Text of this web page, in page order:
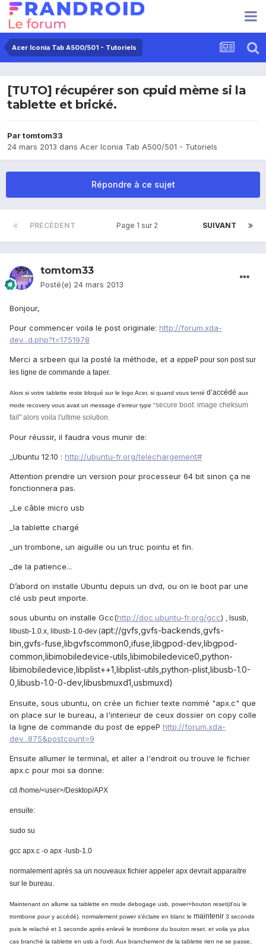
Acer Iconia Tab A500/501 - Tutoriels
[TUTO] récupérer son cpuid mème si la
tablette et brické.
Partomtom33
24 mars 2013 dans Acer Iconia Tab A500/501 - Tutoriels
Répondre à ce sujet
PRÉCÉDENT SUIVANT
Page 1 sur 2
tomtom33
Posté(e) 24 mars 2013
Bonjour,
Pour commencer voila le post originale: http://forum.xda-
dev...d.php?t=1751978
Merci a srbeen qui la posté la méthode, et a eppeP pour son post sur
les ligne de commande a taper.
Alors si votre tablette reste bloqué sur le logo Acer, si quand vous tenté d’accédé aux
mode recovery vous avait un message d'erreur type "secure boot: image cheksum
fail" alors voila l'ultime solution.
Pour réussir, il faudra vous munir de:
_Ubuntu 12.10 : http://ubuntu-fr.org/telechargement#
Attention prendre un version pour processeur 64 bit sinon ça ne
fonctionnera pas.
_Le câble micro usb
_la tablette chargé
_un trombone, un aiguille ou un truc pointu et fin.
_de la patience...
D’abord on installe Ubuntu depuis un dvd, ou on le boot par une
clé usb peut importe.
sous ubuntu on installe Gcc(http://doc.ubuntu-fr.org/gcc) , lsusb,
libusb-1.0.x, libusb-1.0-dev (apt://gvfs,gvfs-backends,gvfs-
bin,gvfs-fuse,libgvfscommon0,ifuse,libgpod-dev,libgpod-
common,libimobiledevice-utils,libimobiledevice0,python-
libimobiledevice,libplist++1,libplist-utils,python-plist,libusb-1.0-
0,libusb-1.0-0-dev,libusbmuxd1,usbmuxd)
Ensuite, sous ubuntu, on crée un fichier texte nommé "apx.c" que
on place sur le bureau, a l'interieur de ceux dossier on copy colle
la ligne de commande du post de eppeP http://forum.xda-
dev...875&postcount=9
Ensuite allumer le terminal, et aller a l'endroit ou trouve le fichier
apx.c pour moi sa donne:
cd /home/<user>/Desktop/APX
ensuite:
sudo su
gcc apx.c -o apx -lusb-1.0
normalement après sa un nouveaux fichier appeler apx devrait apparaitre
sur le bureau.
Maintenant on allume sa tablette en mode debogage usb, power+bouton reset(d'ou le
trombone pour y accédé). normalement power s'éclaire en blanc le maintenir 3 seconde
puis le relaché et 1 seconde après enlevé le trombone du bouton reset. et voila ya plus
cas branché la tablette en usb a l'ordi. Aux branchement de la tablette rien ne se passe,